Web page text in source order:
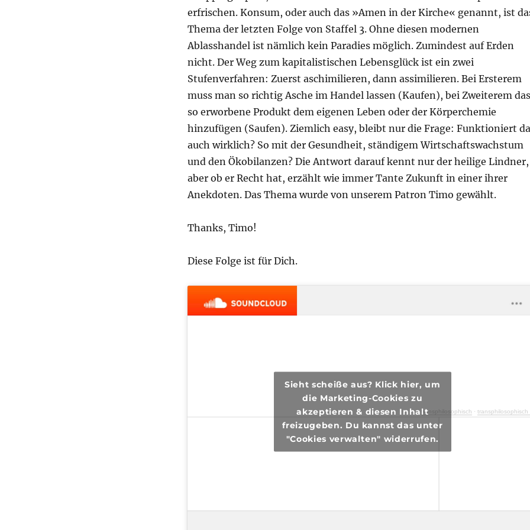
erfrischen. Konsum, oder auch das »Amen in der Kirche« genannt, ist
Thema der letzten Folge von Staffel 3. Ohne diesen modernen
Ablasshandel ist nämlich kein Paradies möglich. Zumindest auf Erden
nicht. Der Weg zum kapitalistischen Lebensglück ist ein zwei
Stufenverfahren: Zuerst aschimilieren, dann assimilieren. Bei Ersterem
muss man so richtig Asche im Handel lassen (Kaufen), bei Zweiterem das
so erworbene Produkt dem eigenen Leben oder der Körperchemie
hinzufügen (Saufen). Ziemlich easy, bleibt nur die Frage: Funktioniert
auch wirklich? So mit der Gesundheit, ständigem Wirtschaftswachstum
und den Ökobilanzen? Die Antwort darauf kennt nur der heilige Lindner,
aber ob er Recht hat, erzählt wie immer Tante Zukunft in einer ihrer
Anekdoten. Das Thema wurde von unserem Patron Timo gewählt.
Thanks, Timo!
Diese Folge ist für Dich.
transphilosophisch · transphilosophisch #63 – Saufen & Kaufen
Sieht scheiße aus? Klick hier, um
die Marketing-Cookies zu
akzeptieren & diesen Inhalt
freizugeben. Du kannst das unter
"Cookies verwalten" widerrufen.